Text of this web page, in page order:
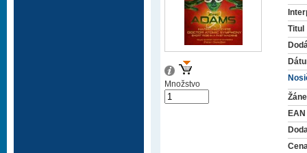
Titul
EAN
Množstvo